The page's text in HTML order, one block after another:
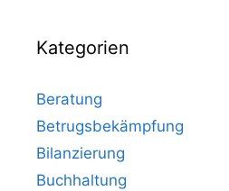
Kategorien
Beratung
Betrugsbekämpfung
Bilanzierung
Buchhaltung